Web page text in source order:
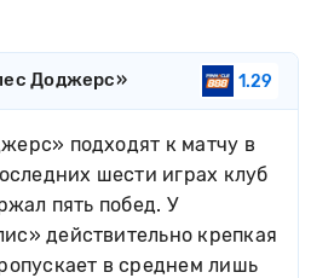
Доджерс» 1.29
подходят к матчу в
шести играх клуб
пять побед. У
действительно крепкая
в среднем лишь